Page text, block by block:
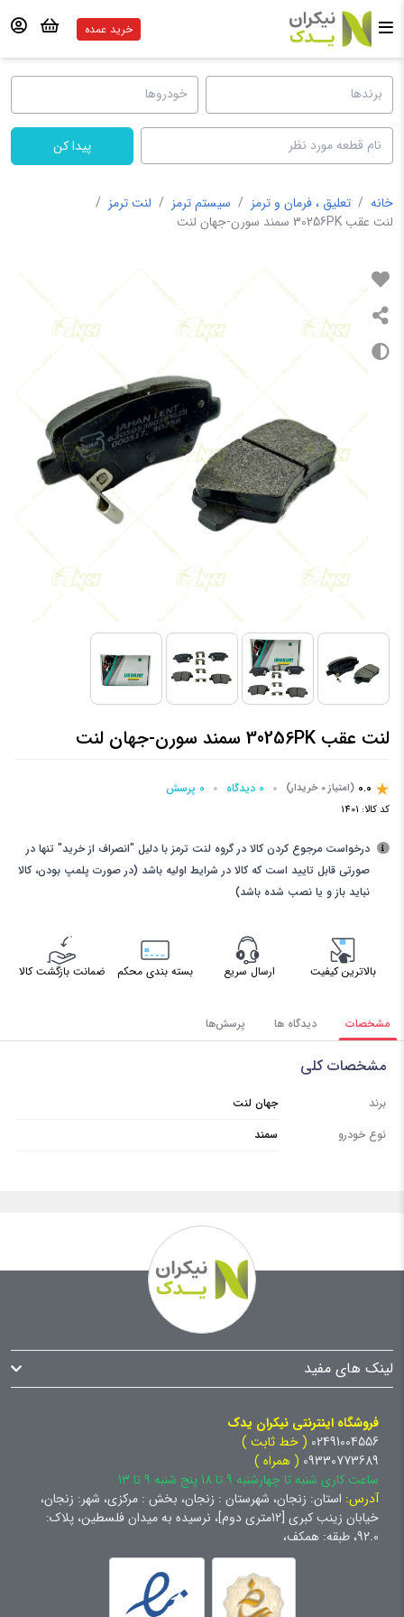
خرید عمده
پیدا کن
خانه / تعلیق ، فرمان و ترمز / سیستم ترمز / لنت ترمز /
لنت عقب 30256PK سمند سورن-جهان لنت
لنت عقب 30256PK سمند سورن-جهان لنت
0.0 (امتیاز 0 خریدار) 0 دیدگاه 0 پرسش‌
کد کالا: 1401
درخواست مرجوع کردن کالا در گروه لنت ترمز با دلیل "انصراف از خرید" تنها در
صورتی قابل تایید است که کالا در شرایط اولیه باشد (در صورت پلمپ بودن، کالا
نباید باز و یا نصب شده باشد)
بالاترین کیفیت ارسال سریع بسته بندی محکم ضمانت بازگشت کالا
مشخصات دیدگاه ها پرسش‌ها
مشخصات کلی
برند
جهان لنت
نوع خودرو
سمند
لینک های مفید
فروشگاه اینترنتی نیکران یدک
02491004556 ( خط ثابت )
09330773689 ( همراه )
ساعت کاری شنبه تا چهارشنبه 9 تا 18 پنج شنبه 9 تا 13
آدرس: استان: زنجان، شهرستان : زنجان، بخش : مرکزی، شهر: زنجان،
خیابان زینب کبری [12متری دوم]، نرسیده به میدان فلسطین، پلاک:
92.0، طبقه: همکف،